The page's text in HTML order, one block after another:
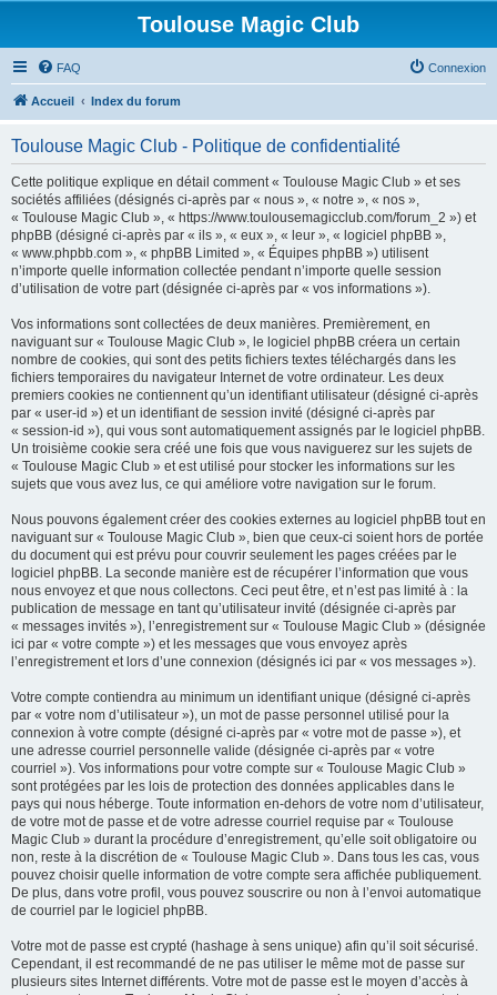
Toulouse Magic Club
FAQ Connexion
Accueil Index du forum
Toulouse Magic Club - Politique de confidentialité
Cette politique explique en détail comment « Toulouse Magic Club » et ses
sociétés affiliées (désignés ci-après par « nous », « notre », « nos »,
« Toulouse Magic Club », « https://www.toulousemagicclub.com/forum_2 ») et
phpBB (désigné ci-après par « ils », « eux », « leur », « logiciel phpBB »,
« www.phpbb.com », « phpBB Limited », « Équipes phpBB ») utilisent
n’importe quelle information collectée pendant n’importe quelle session
d’utilisation de votre part (désignée ci-après par « vos informations »).
Vos informations sont collectées de deux manières. Premièrement, en
naviguant sur « Toulouse Magic Club », le logiciel phpBB créera un certain
nombre de cookies, qui sont des petits fichiers textes téléchargés dans les
fichiers temporaires du navigateur Internet de votre ordinateur. Les deux
premiers cookies ne contiennent qu’un identifiant utilisateur (désigné ci-après
par « user-id ») et un identifiant de session invité (désigné ci-après par
« session-id »), qui vous sont automatiquement assignés par le logiciel phpBB.
Un troisième cookie sera créé une fois que vous naviguerez sur les sujets de
« Toulouse Magic Club » et est utilisé pour stocker les informations sur les
sujets que vous avez lus, ce qui améliore votre navigation sur le forum.
Nous pouvons également créer des cookies externes au logiciel phpBB tout en
naviguant sur « Toulouse Magic Club », bien que ceux-ci soient hors de portée
du document qui est prévu pour couvrir seulement les pages créées par le
logiciel phpBB. La seconde manière est de récupérer l’information que vous
nous envoyez et que nous collectons. Ceci peut être, et n’est pas limité à : la
publication de message en tant qu’utilisateur invité (désignée ci-après par
« messages invités »), l’enregistrement sur « Toulouse Magic Club » (désignée
ici par « votre compte ») et les messages que vous envoyez après
l’enregistrement et lors d’une connexion (désignés ici par « vos messages »).
Votre compte contiendra au minimum un identifiant unique (désigné ci-après
par « votre nom d’utilisateur »), un mot de passe personnel utilisé pour la
connexion à votre compte (désigné ci-après par « votre mot de passe »), et
une adresse courriel personnelle valide (désignée ci-après par « votre
courriel »). Vos informations pour votre compte sur « Toulouse Magic Club »
sont protégées par les lois de protection des données applicables dans le
pays qui nous héberge. Toute information en-dehors de votre nom d’utilisateur,
de votre mot de passe et de votre adresse courriel requise par « Toulouse
Magic Club » durant la procédure d’enregistrement, qu’elle soit obligatoire ou
non, reste à la discrétion de « Toulouse Magic Club ». Dans tous les cas, vous
pouvez choisir quelle information de votre compte sera affichée publiquement.
De plus, dans votre profil, vous pouvez souscrire ou non à l’envoi automatique
de courriel par le logiciel phpBB.
Votre mot de passe est crypté (hashage à sens unique) afin qu’il soit sécurisé.
Cependant, il est recommandé de ne pas utiliser le même mot de passe sur
plusieurs sites Internet différents. Votre mot de passe est le moyen d’accès à